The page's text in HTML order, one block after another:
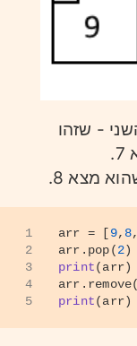
- שזהו
מצא 8.
1
2
3
4
5
arr = [9, 8,
arr.pop(2)
print(arr)
arr.remove(
print(arr)